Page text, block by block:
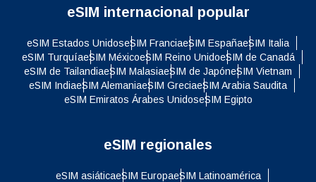
eSIM internacional popular
eSIM Estados UnidoseSIM FranciaeSIM EspañaeSIM Italia
eSIM TurquíaeSIM MéxicoeSIM Reino UnidoeSIM de Canadá
eSIM de TailandiaeSIM MalasiaeSIM de JapóneSIM Vietnam
eSIM IndiaeSIM AlemaniaeSIM GreciaeSIM Arabia Saudita
eSIM Emiratos Árabes UnidoseSIM Egipto
eSIM regionales
eSIM asiáticaeSIM EuropaeSIM Latinoamérica